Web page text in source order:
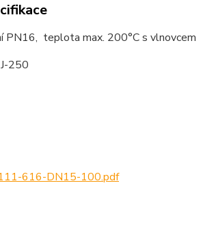
PN16, teplota max. 200°C s vlnovcem
250
616-DN15-100.pdf